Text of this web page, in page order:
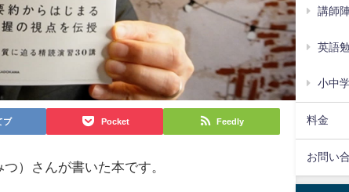
ブ Pocket Feedly
）さんが書いた本です。
講師
英語
小中
料金
お問い